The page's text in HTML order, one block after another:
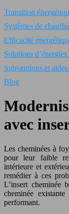
Transition
Systèmes de
Efficacité
Solutions
Subventions et
Blog
avec
Les cheminées à
pour leur faible
intérieure et
remédier à ces
L’insert cheminée
cheminée
performant.